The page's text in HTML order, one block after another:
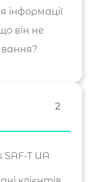
інформації
він не
2
T UA